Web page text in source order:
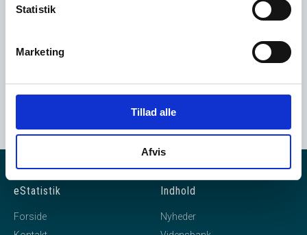
Statistik
Marketing
Tillad alle
Afvis
eStatistik
Forside
Indhold
Nyheder